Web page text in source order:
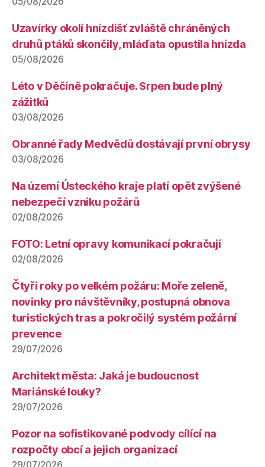
Uzavírky okolí hnízdišť zvláště chráněných
druhů ptáků skončily, mláďata opustila hnízda
05/08/2026
Léto v Děčíně pokračuje. Srpen bude plný
zážitků
03/08/2026
Obranné řady Medvědů dostávají první obrysy
03/08/2026
Na území Ústeckého kraje platí opět zvýšené
nebezpečí vzniku požárů
02/08/2026
FOTO: Letní opravy komunikací pokračují
02/08/2026
Čtyři roky po velkém požáru: Moře zeleně,
novinky pro návštěvníky, postupná obnova
turistických tras a pokročilý systém požární
prevence
29/07/2026
Architekt města: Jaká je budoucnost
Mariánské louky?
29/07/2026
Pozor na sofistikované podvody cílící na
rozpočty obcí a jejich organizací
29/07/2026